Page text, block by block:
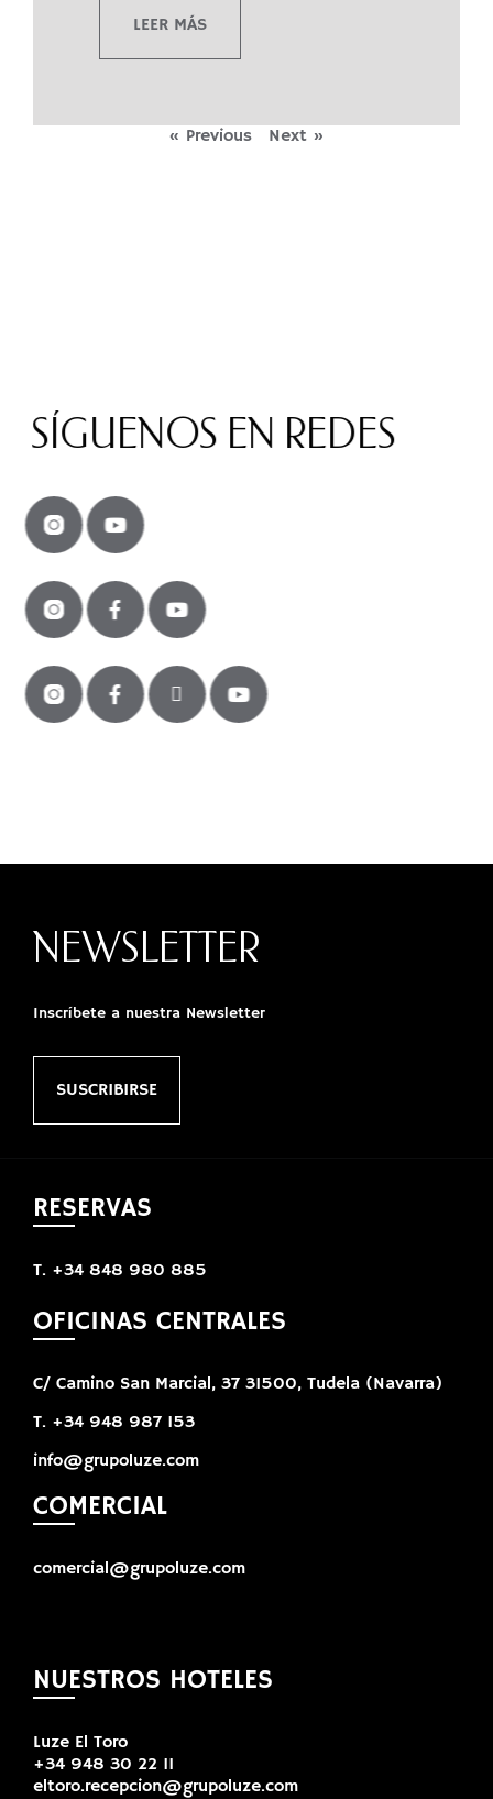
LEER MÁS
« Previous Next »
SÍGUENOS EN REDES
NEWSLETTER
Inscríbete a nuestra Newsletter
SUSCRIBIRSE
RESERVAS
T. +34 848 980 885
OFICINAS CENTRALES
C/ Camino San Marcial, 37 31500, Tudela (Navarra)
T. +34 948 987 153
info@grupoluze.com
COMERCIAL
comercial@grupoluze.com
NUESTROS HOTELES
Luze El Toro
+34 948 30 22 11
eltoro.recepcion@grupoluze.com